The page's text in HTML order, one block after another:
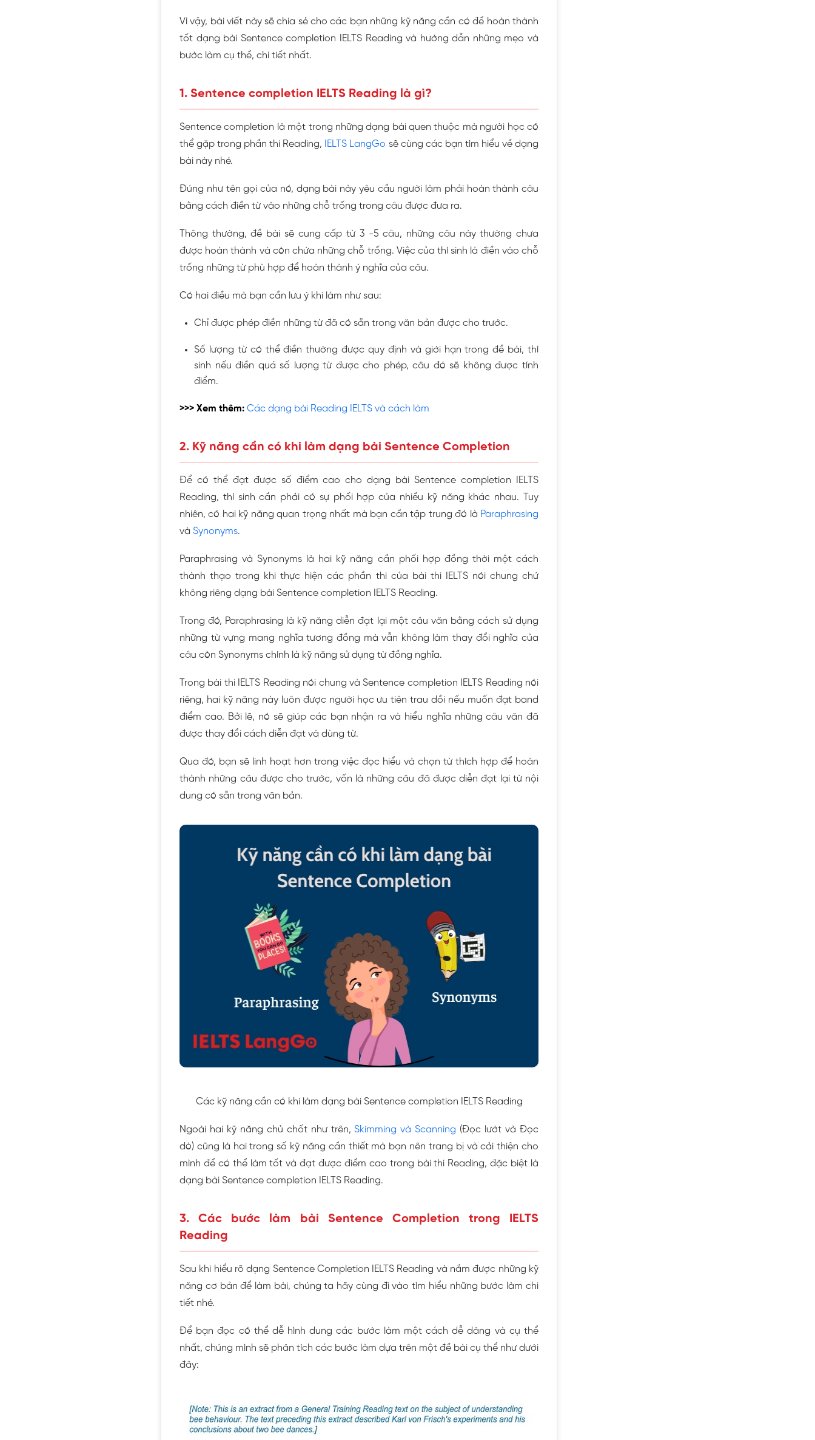
Vì vậy, bài viết này sẽ chia sẻ cho các bạn những kỹ năng cần có để hoàn thành
tốt dạng bài Sentence completion IELTS Reading và hướng dẫn những mẹo và
bước làm cụ thể, chi tiết nhất.
1. Sentence completion IELTS Reading là gì?
Sentence completion là một trong những dạng bài quen thuộc mà người học có
thể gặp trong phần thi Reading,
IELTS LangGo sẽ cùng các bạn tìm hiểu về dạng
bài này nhé.
Đúng như tên gọi của nó, dạng bài này yêu cầu người làm phải hoàn thành câu
bằng cách điền từ vào những chỗ trống trong câu được đưa ra.
Thông thường, đề bài sẽ cung cấp từ 3 -5 câu, những câu này thường chưa
được hoàn thành và còn chứa những chỗ trống. Việc của thí sinh là điền vào chỗ
trống những từ phù hợp để hoàn thành ý nghĩa của câu.
Có hai điều mà bạn cần lưu ý khi làm như sau:
Chỉ được phép điền những từ đã có sẵn trong văn bản được cho trước.
Số lượng từ có thể điền thường được quy định và giới hạn trong đề bài, thí
sinh nếu điền quá số lượng từ được cho phép, câu đó sẽ không được tính
điểm.
>>> Xem thêm: Các dạng bài Reading IELTS và cách làm
2. Kỹ năng cần có khi làm dạng bài Sentence Completion
Để có thể đạt được số điểm cao cho dạng bài Sentence completion IELTS
Reading, thí sinh cần phải có sự phối hợp của nhiều kỹ năng khác nhau. Tuy
nhiên, có hai kỹ năng quan trọng nhất mà bạn cần tập trung đó là Paraphrasing
và Synonyms.
Paraphrasing và Synonyms là hai kỹ năng cần phối hợp đồng thời một cách
thành thạo trong khi thực hiện các phần thi của bài thi IELTS nói chung chứ
không riêng dạng bài Sentence completion IELTS Reading.
Trong đó, Paraphrasing là kỹ năng diễn đạt lại một câu văn bằng cách sử dụng
những từ vựng mang nghĩa tương đồng mà vẫn không làm thay đổi nghĩa của
câu còn Synonyms chính là kỹ năng sử dụng từ đồng nghĩa.
Trong bài thi IELTS Reading nói chung và Sentence completion IELTS Reading nói
riêng, hai kỹ năng này luôn được người học ưu tiên trau dồi nếu muốn đạt band
điểm cao. Bởi lẽ, nó sẽ giúp các bạn nhận ra và hiểu nghĩa những câu văn đã
được thay đổi cách diễn đạt và dùng từ.
Qua đó, bạn sẽ linh hoạt hơn trong việc đọc hiểu và chọn từ thích hợp để hoàn
thành những câu được cho trước, vốn là những câu đã được diễn đạt lại từ nội
dung có sẵn trong văn bản.
Các kỹ năng cần có khi làm dạng bài Sentence completion IELTS Reading
Ngoài hai kỹ năng chủ chốt như trên,Skimming và Scanning (Đọc lướt và Đọc
dò) cũng là hai trong số kỹ năng cần thiết mà bạn nên trang bị và cải thiện cho
mình để có thể làm tốt và đạt được điểm cao trong bài thi Reading, đặc biệt là
dạng bài Sentence completion IELTS Reading.
3. Các bước làm bài Sentence Completion trong IELTS
Reading
Sau khi hiểu rõ dạng Sentence Completion IELTS Reading và nắm được những kỹ
năng cơ bản để làm bài, chúng ta hãy cùng đi vào tìm hiểu những bước làm chi
tiết nhé.
Để bạn đọc có thể dễ hình dung các bước làm một cách dễ dàng và cụ thể
nhất, chúng mình sẽ phân tích các bước làm dựa trên một đề bài cụ thể như dưới
đây: